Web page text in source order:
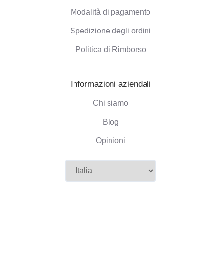
Modalità di pagamento
Spedizione degli ordini
Politica di Rimborso
Informazioni aziendali
Chi siamo
Blog
Opinioni